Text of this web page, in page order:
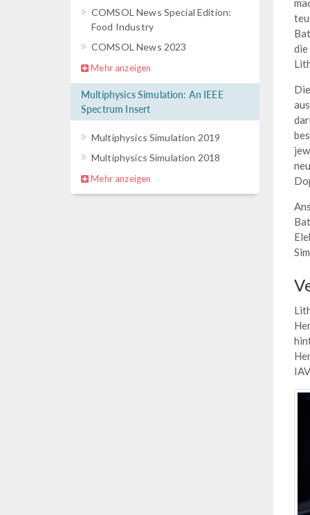
COMSOL News Special Edition:
Food Industry
COMSOL News 2023
Mehr anzeigen
Multiphysics Simulation: An IEEE
Spectrum Insert
Multiphysics Simulation 2019
Multiphysics Simulation 2018
Mehr anzeigen